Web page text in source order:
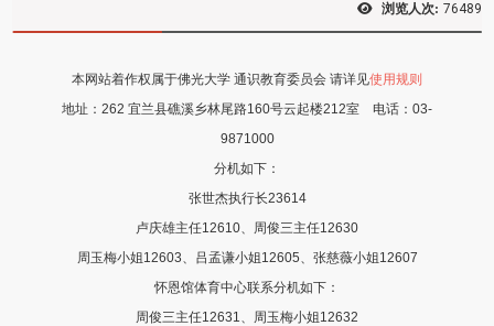
浏览人次: 76489
本网站着作权属于佛光大学 通识教育委员会 请详见使用规则
地址： 262 宜兰县礁溪乡林尾路160号云起楼212室 电话： 03-
9871000
分机如下：
张世杰执行长23614
卢庆雄主任12610、周俊三主任12630
周玉梅小姐12603、吕孟谦小姐12605、张慈薇小姐12607
怀恩馆体育中心联系分机如下：
周俊三主任12631、周玉梅小姐12632